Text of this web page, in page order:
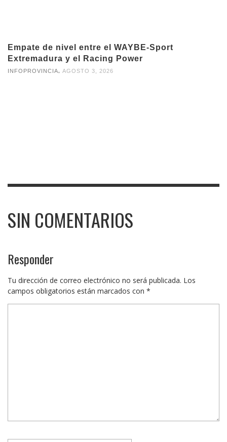
Empate de nivel entre el WAYBE-Sport
Extremadura y el Racing Power
INFOPROVINCIA AGOSTO 3, 2026
SIN COMENTARIOS
Responder
Tu dirección de correo electrónico no será publicada. Los
campos obligatorios están marcados con *